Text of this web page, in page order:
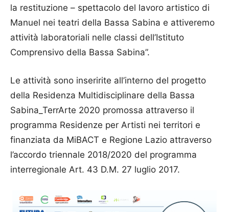
la restituzione – spettacolo del lavoro artistico di
Manuel nei teatri della Bassa Sabina e attiveremo
attività laboratoriali nelle classi dell’Istituto
Comprensivo della Bassa Sabina”.
Le attività sono inseririte all’interno del progetto
della Residenza Multidisciplinare della Bassa
Sabina_TerrArte 2020 promossa attraverso il
programma Residenze per Artisti nei territori e
finanziata da MiBACT e Regione Lazio attraverso
l’accordo triennale 2018/2020 del programma
interregionale Art. 43 D.M. 27 luglio 2017.